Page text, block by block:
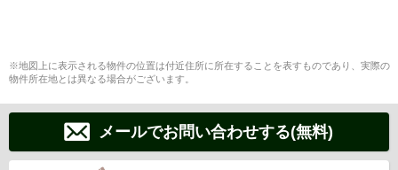
※地図上に表示される物件の位置は付近住所に所在することを表すものであり、実際の
物件所在地とは異なる場合がございます。
メールでお問い合わせする(無料)